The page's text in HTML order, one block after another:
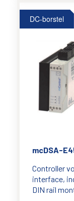
DC-borstel
mcDSA-
Controller
interface,
DIN rail